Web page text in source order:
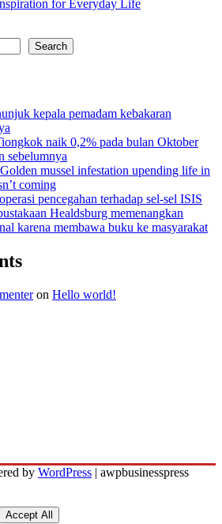
for Everyday Life
Search
kepala pemadam kebakaran
naik 0,2% pada bulan Oktober
sebelumnya
mussel infestation upending life in
coming
pencegahan terhadap sel-sel ISIS
Healdsburg memenangkan
karena membawa buku ke masyarakat
on Hello world!
by WordPress | awpbusinesspress
Accept All